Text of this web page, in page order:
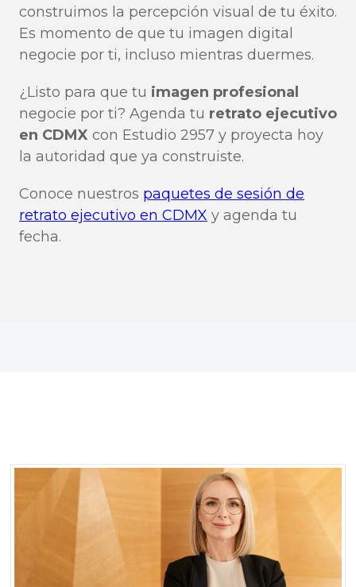
construimos la percepción visual de tu éxito.
Es momento de que tu imagen digital
negocie por ti, incluso mientras duermes.
¿Listo para que tu imagen profesional
negocie por ti? Agenda tu retrato ejecutivo
en CDMX con Estudio 2957 y proyecta hoy
la autoridad que ya construiste.
Conoce nuestros paquetes de sesión de
retrato ejecutivo en CDMX y agenda tu
fecha.